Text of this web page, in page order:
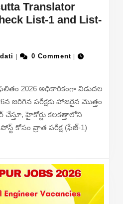
Translator
List-1 and List-
Undati0 Comment
ఫలితం 2026 అధికారికంగా విడుదల
జరిగిన పరీక్షకు హాజరైన మొత్తం
చేస్తూ, హైకోర్టు కలకత్తాలోని
కోసం వ్రాత పరీక్ష (ఫేజ్-1)